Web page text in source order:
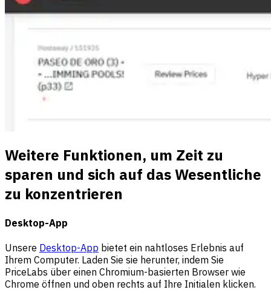
Weitere Funktionen, um Zeit zu
sparen und sich auf das Wesentliche
zu konzentrieren
Desktop-App
Unsere Desktop-App bietet ein nahtloses Erlebnis auf
Ihrem Computer. Laden Sie sie herunter, indem Sie
PriceLabs über einen Chromium-basierten Browser wie
Chrome öffnen und oben rechts auf Ihre Initialen klicken.